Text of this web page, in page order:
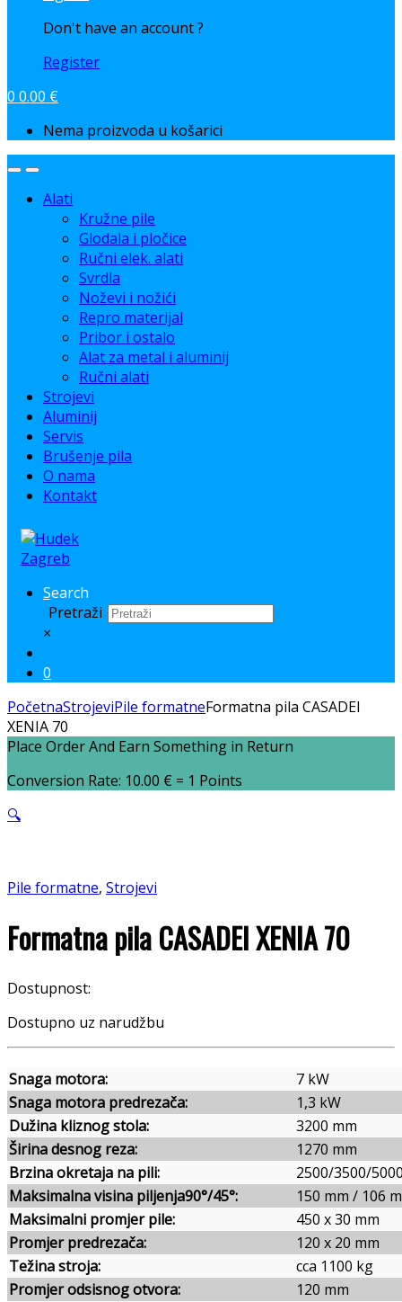
Don't have an account ?
Register
0 0.00 €
Nema proizvoda u košarici
Alati
Kružne pile
Glodala i pločice
Ručni elek. alati
Svrdla
Noževi i nožići
Repro materijal
Pribor i ostalo
Alat za metal i aluminij
Ručni alati
Strojevi
Aluminij
Servis
Brušenje pila
O nama
Kontakt
Search
Pretraži
×
0
PočetnaStrojeviPile formatneFormatna pila CASADEI
XENIA 70
Place Order And Earn Something in Return
Conversion Rate: 10.00 € = 1 Points
🔍
Pile formatne, Strojevi
Formatna pila CASADEI XENIA 70
Dostupnost:
Dostupno uz narudžbu
Snaga motora:
7 kW
Snaga motora predrezača:
1,3 kW
Dužina kliznog stola:
3200 mm
Širina desnog reza:
1270 mm
Brzina okretaja na pili:
2500/3500/
Maksimalna visina piljenja90°/45°:
150 mm / 106
Maksimalni promjer pile:
450 x 30 mm
Promjer predrezača:
120 x 20 mm
Težina stroja:
cca 1100 kg
Promjer odsisnog otvora:
120 mm